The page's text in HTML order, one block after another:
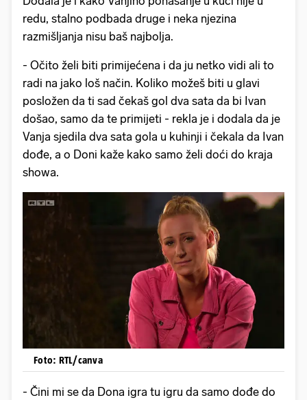
redu, stalno podbada druge i neka njezina
razmišljanja nisu baš najbolja.
- Očito želi biti primijećena i da ju netko vidi ali to
radi na jako loš način. Koliko možeš biti u glavi
posložen da ti sad čekaš gol dva sata da bi Ivan
došao, samo da te primijeti - rekla je i dodala da je
Vanja sjedila dva sata gola u kuhinji i čekala da Ivan
dođe, a o Doni kaže kako samo želi doći do kraja
showa.
Foto: RTL/canva
- Čini mi se da Dona igra tu igru da samo dođe do